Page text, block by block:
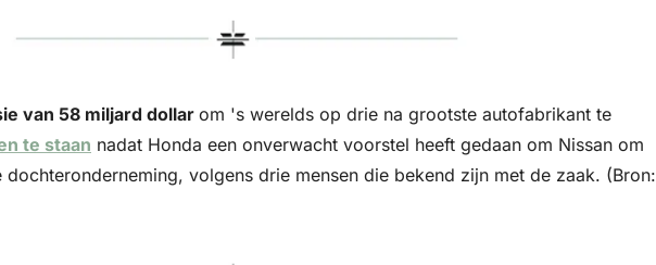
van 58 miljard dollar om 's werelds op drie na grootste autofabrikant te
te staan nadat Honda een onverwacht voorstel heeft gedaan om Nissan om
volgens drie mensen die bekend zijn met de zaak. (Bron: